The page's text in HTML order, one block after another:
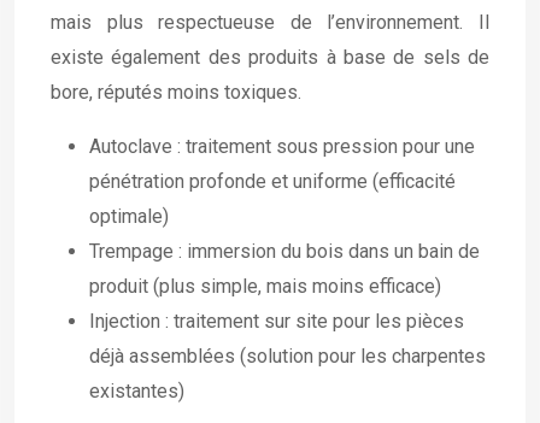
mais plus respectueuse de l’environnement. Il
existe également des produits à base de sels de
bore, réputés moins toxiques.
Autoclave : traitement sous pression pour une
pénétration profonde et uniforme (efficacité
optimale)
Trempage : immersion du bois dans un bain de
produit (plus simple, mais moins efficace)
Injection : traitement sur site pour les pièces
déjà assemblées (solution pour les charpentes
existantes)